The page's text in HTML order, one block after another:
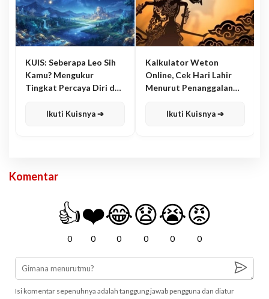
KUIS: Seberapa Leo Sih
Kamu? Mengukur
Tingkat Percaya Diri dan
Ikuti Kuisnya ➔
Kalkulator Weton
Online, Cek Hari Lahir
Menurut Penanggalan
Ikuti Kuisnya ➔
Komentar
👍
0
❤️
0
😂
0
😧
0
😭
0
😡
0
Isi komentar sepenuhnya adalah tanggung jawab pengguna dan diatur